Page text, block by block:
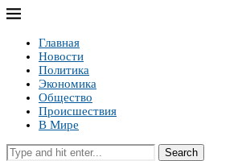
Главная
Новости
Политика
Экономика
Общество
Происшествия
В Мире
Search